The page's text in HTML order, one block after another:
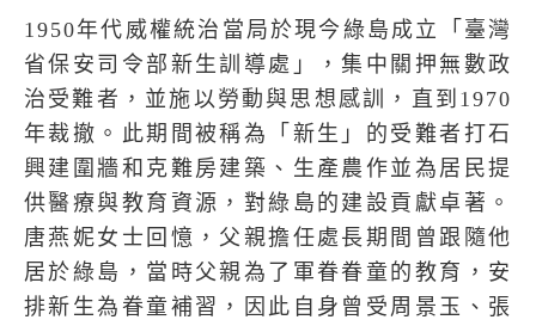
1950年代威權統治當局於現今綠島成立「臺灣
省保安司令部新生訓導處」，集中關押無數政
治受難者，並施以勞動與思想感訓，直到 1970
年裁撤。此期間被稱為「新生」的受難者打石
興建圍牆和克難房建築、生產農作並為居民提
供醫療與教育資源，對綠島的建設貢獻卓著。
唐燕妮女士回憶，父親擔任處長期間曾跟隨他
居於綠島，當時父親為了軍眷眷童的教育，安
排新生為眷童補習，因此自身曾受周景玉、張